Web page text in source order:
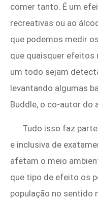
comer tanto. É um
recreativas ou ao
que podemos medir
que quaisquer efeitos
um todo sejam
levantando algumas
Buddle, o co-autor do
Tudo isso faz
e inclusiva de
afetam o meio
que tipo de efeito os
população no sentido